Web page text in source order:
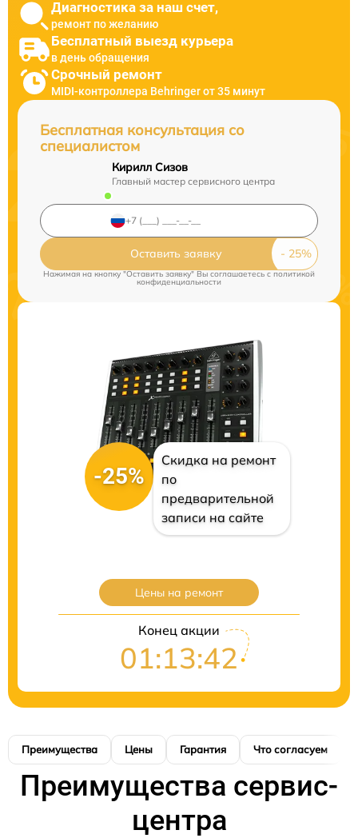
Диагностика за наш счет,
ремонт по желанию
Бесплатный выезд курьера
в день обращения
Срочный ремонт
MIDI-контроллера Behringer от 35 минут
Бесплатная консультация со
специалистом
Кирилл Сизов
Главный мастер сервисного центра
Оставить заявку
Нажимая на кнопку "Оставить заявку" Вы соглашаетесь cполитикой
конфиденциальности
-25%
Скидка на ремонт
по
предварительной
записи на сайте
Цены на ремонт
Конец акции
01:13:41
Преимущества Цены Гарантия Что согласуем
Преимущества сервис-
центра